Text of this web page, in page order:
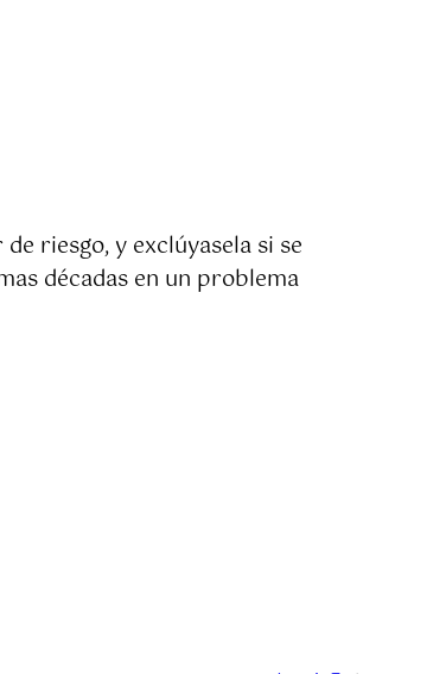
riesgo, y exclúyasela si se
décadas en un problema